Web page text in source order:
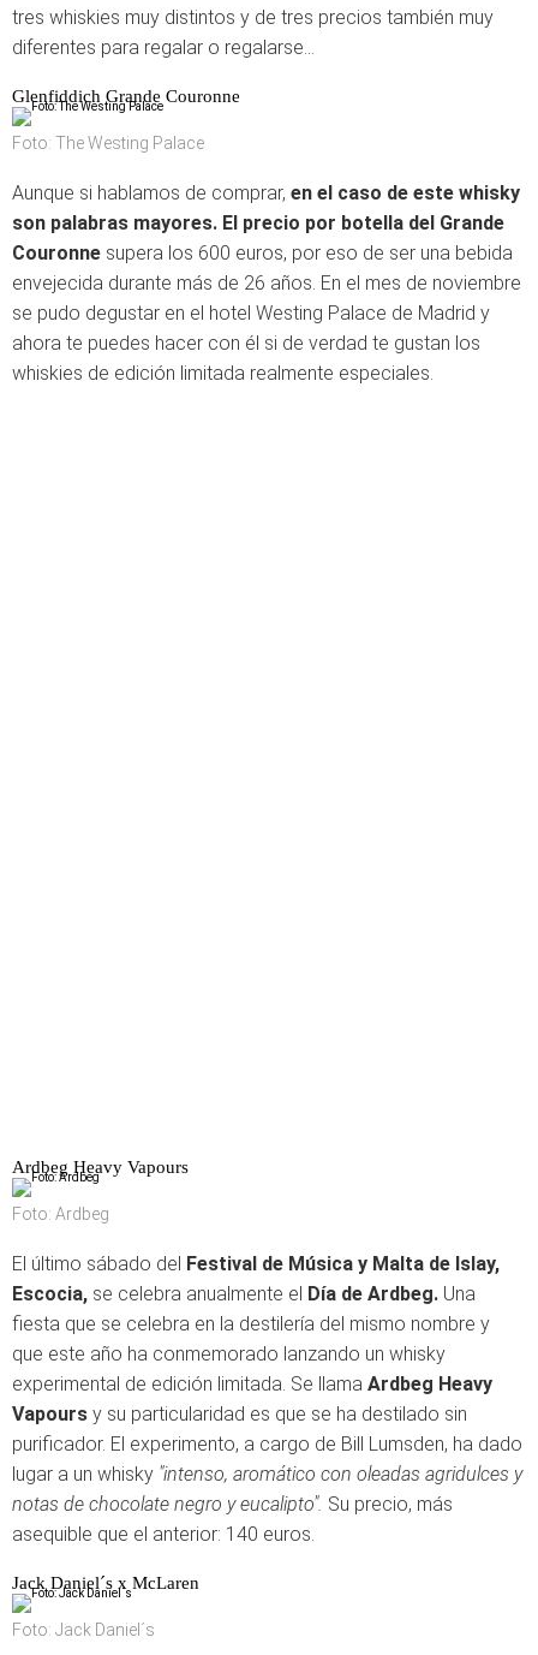
tres whiskies muy distintos y de tres precios también muy
diferentes para regalar o regalarse...
Glenfiddich Grande Couronne
Foto: The Westing Palace
Aunque si hablamos de comprar, en el caso de este whisky
son palabras mayores. El precio por botella del Grande
Couronne supera los 600 euros, por eso de ser una bebida
envejecida durante más de 26 años. En el mes de noviembre
se pudo degustar en el hotel Westing Palace de Madrid y
ahora te puedes hacer con él si de verdad te gustan los
whiskies de edición limitada realmente especiales.
Ardbeg Heavy Vapours
Foto: Ardbeg
El último sábado del Festival de Música y Malta de Islay,
Escocia, se celebra anualmente el Día de Ardbeg. Una
fiesta que se celebra en la destilería del mismo nombre y
que este año ha conmemorado lanzando un whisky
experimental de edición limitada. Se llama Ardbeg Heavy
Vapours y su particularidad es que se ha destilado sin
purificador. El experimento, a cargo de Bill Lumsden, ha dado
lugar a un whisky "intenso, aromático con oleadas agridulces y
notas de chocolate negro y eucalipto". Su precio, más
asequible que el anterior: 140 euros.
Jack Daniel´s x McLaren
Foto: Jack Daniel´s